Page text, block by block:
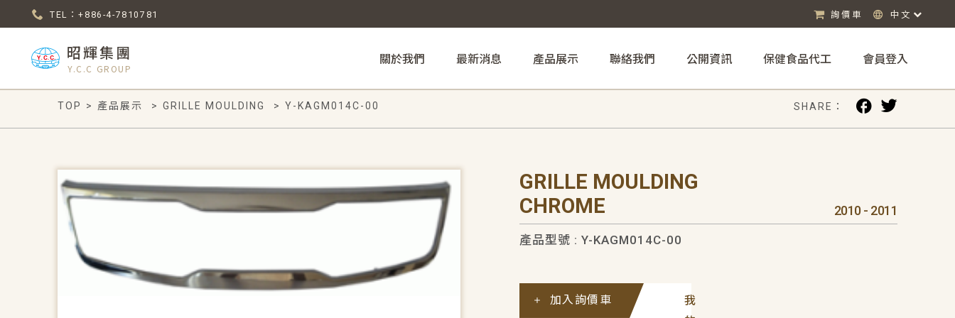
TEL：+886-4-7810781 詢價車 中文
昭輝集團
Y.C.C GROUP
關於我們 最新消息 產品展示 聯絡我們 公開資訊 保健食品代工 會員登入
TOP > 產品展示 > GRILLE MOULDING > Y-KAGM014C-00 SHARE：
GRILLE MOULDING
CHROME
2010 - 2011
產品型號 : Y-KAGM014C-00
我
加入詢價車